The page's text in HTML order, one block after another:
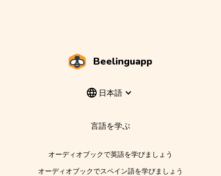
Beelinguapp
日本語
言語を学ぶ
オーディオブックで英語を学びましょう
オーディオブックでスペイン語を学びましょう